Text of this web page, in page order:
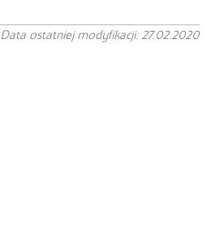
Data ostatniej modyfikacji: 27.02.2020